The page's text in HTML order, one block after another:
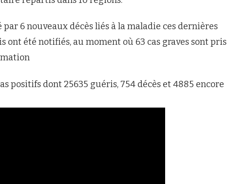
6 nouveaux décès liés à la maladie ces dernières
ont été notifiés, au moment où 63 cas graves sont pris
positifs dont 25635 guéris, 754 décès et 4885 encore